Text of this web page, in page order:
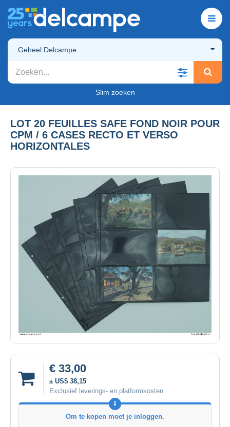
Geheel Delcampe
Slim zoeken
LOT 20 FEUILLES SAFE FOND NOIR POUR
CPM / 6 CASES RECTO ET VERSO
HORIZONTALES
€ 33,00
± US$ 38,15
Exclusief leverings- en platformkosten
Om te kopen moet je inloggen.